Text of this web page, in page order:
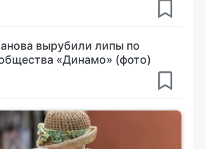
вырубили липы по
«Динамо» (фото)